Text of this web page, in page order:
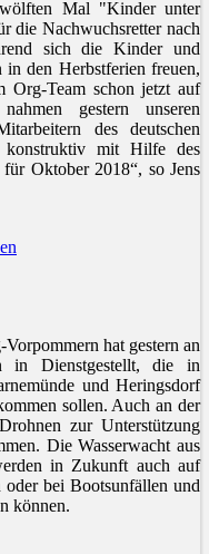
Mal "Kinder unter
die Nachwuchsretter nach
sich die Kinder und
den Herbstferien freuen,
Org-Team schon jetzt auf
gestern unseren
des deutschen
konstruktiv mit Hilfe des
Oktober 2018“, so Jens
hat gestern an
in Dienstgestellt, die in
und Heringsdorf
sollen. Auch an der
zur Unterstützung
Die Wasserwacht aus
in Zukunft auch auf
bei Bootsunfällen und
können.